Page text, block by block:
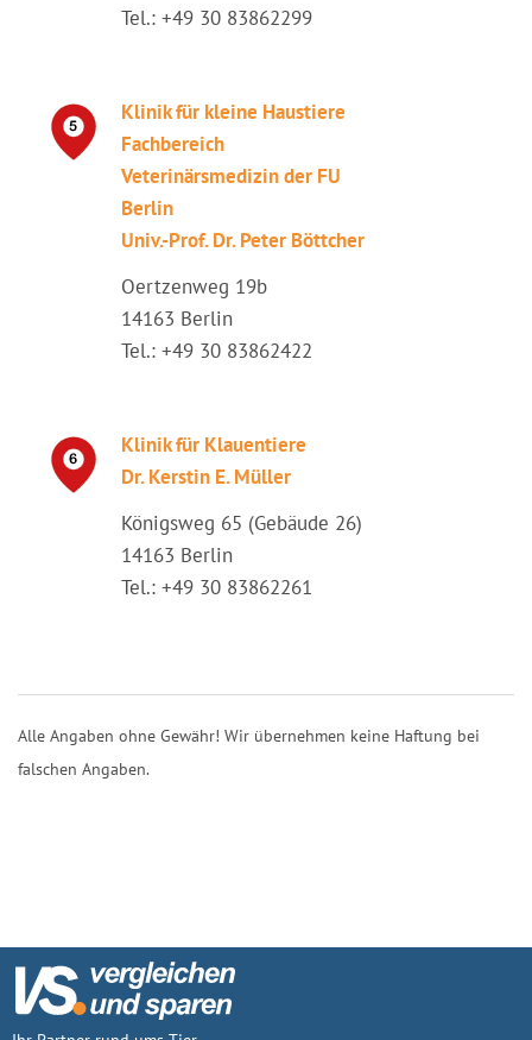
Tel.: +49 30 83862299
Klinik für kleine Haustiere
Fachbereich
Veterinärsmedizin der FU
Berlin
Univ.-Prof. Dr. Peter Böttcher
Oertzenweg 19b
14163 Berlin
Tel.: +49 30 83862422
Klinik für Klauentiere
Dr. Kerstin E. Müller
Königsweg 65 (Gebäude 26)
14163 Berlin
Tel.: +49 30 83862261
Alle Angaben ohne Gewähr! Wir übernehmen keine Haftung bei
falschen Angaben.